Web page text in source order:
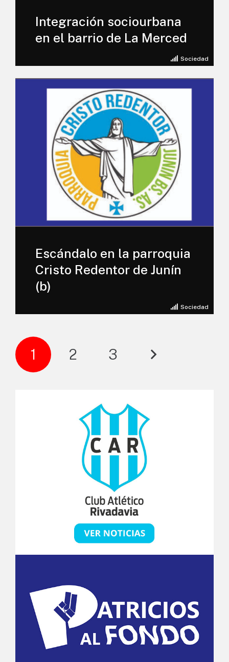
Sociedad
Integración sociourbana
en el barrio de La Merced
Sociedad
Escándalo en la parroquia
Cristo Redentor de Junín
(b)
1 2 3